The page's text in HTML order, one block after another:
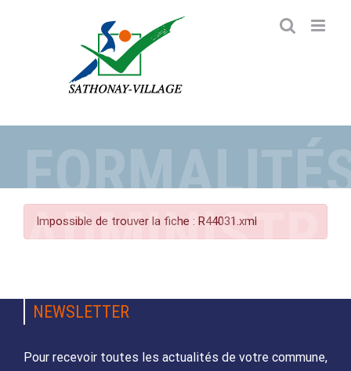
Impossible de trouver la fiche : R44031.xml
NEWSLETTER
Pour recevoir toutes les actualités de votre commune,